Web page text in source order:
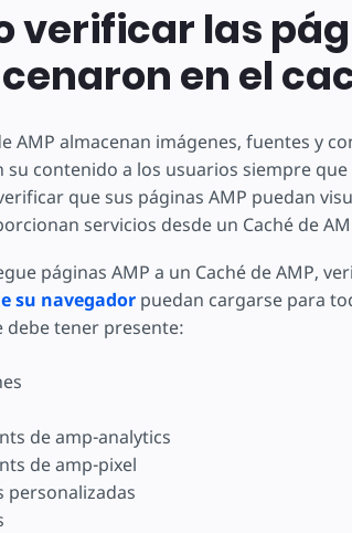
verificar las
en el
AMP almacenan imágenes, fuentes y
su contenido a los usuarios siempre
que sus páginas AMP puedan
servicios desde un Caché de
páginas AMP a un Caché de AMP,
su navegadorpuedan cargarse para
debe tener presente:
de amp-analytics
de amp-pixel
personalizadas